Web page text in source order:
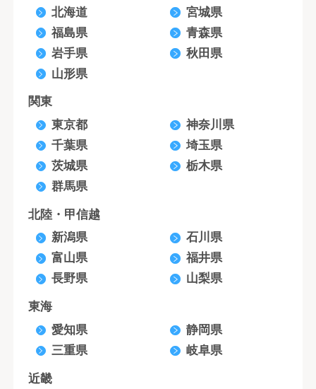
北海道
宮城県
福島県
青森県
岩手県
秋田県
山形県
関東
東京都
神奈川県
千葉県
埼玉県
茨城県
栃木県
群馬県
北陸・甲信越
新潟県
石川県
富山県
福井県
長野県
山梨県
東海
愛知県
静岡県
三重県
岐阜県
近畿